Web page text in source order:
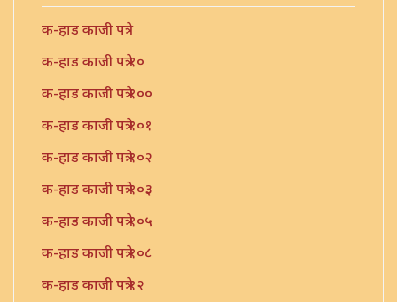
क-हाड काजी पत्रे
क-हाड काजी पत्रे १०
क-हाड काजी पत्रे १००
क-हाड काजी पत्रे १०१
क-हाड काजी पत्रे १०२
क-हाड काजी पत्रे १०३
क-हाड काजी पत्रे १०५
क-हाड काजी पत्रे १०८
क-हाड काजी पत्रे १२